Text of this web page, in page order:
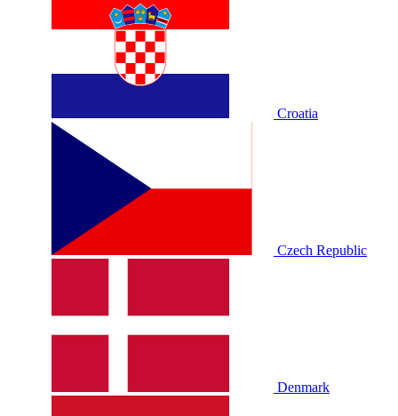
Croatia
Czech Republic
Denmark